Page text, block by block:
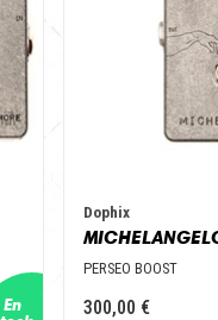
Dophix
PERSEO BOOST
300,00 €